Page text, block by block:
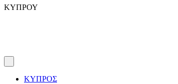
ΚΥΠΡΟΥ
ΚΥΠΡΟΣ